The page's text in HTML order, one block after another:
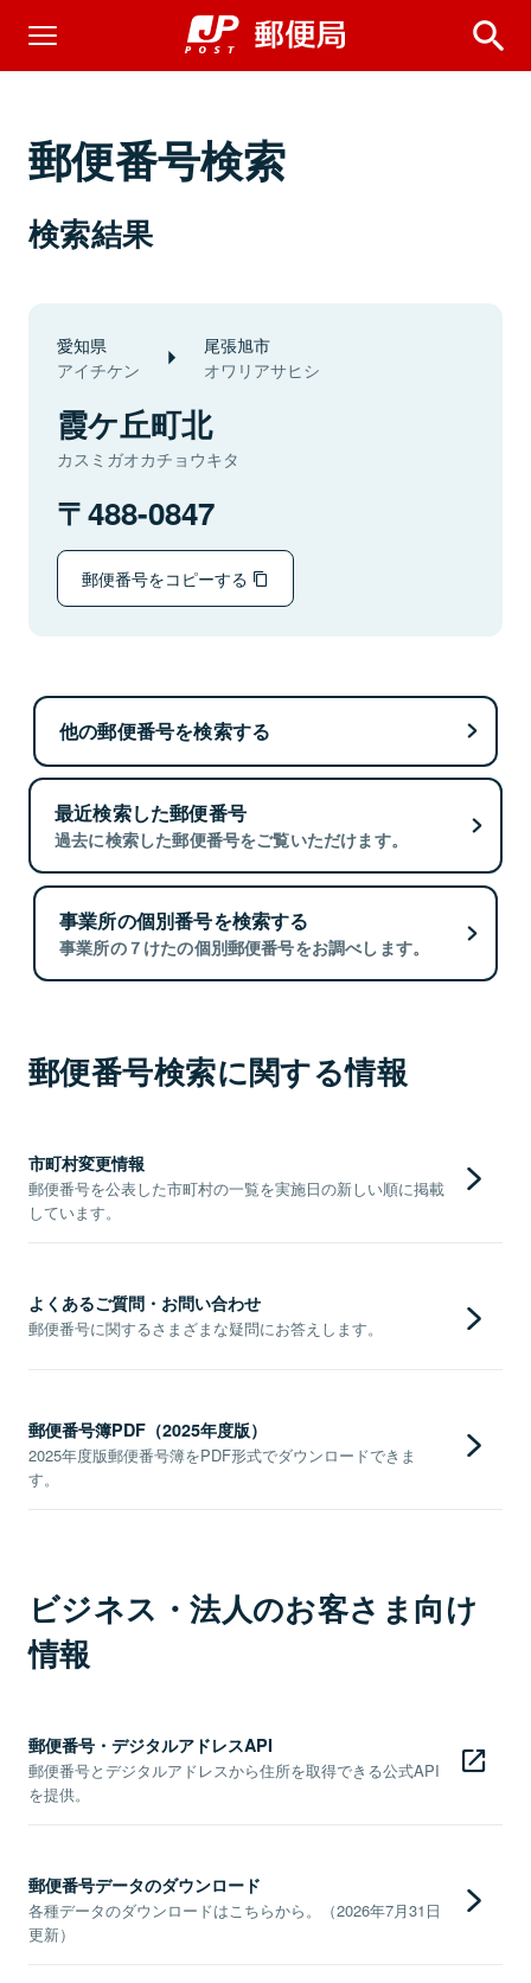
郵便番号検索
検索結果
愛知県
アイチケン
尾張旭市
オワリアサヒシ
霞ケ丘町北
カスミガオカチョウキタ
488-0847
郵便番号をコピーする
他の郵便番号を検索する
最近検索した郵便番号
過去に検索した郵便番号をご覧いただけます。
事業所の個別番号を検索する
事業所の７けたの個別郵便番号をお調べします。
郵便番号検索に関する情報
市町村変更情報
郵便番号を公表した市町村の一覧を実施日の新しい順に掲載
しています。
よくあるご質問・お問い合わせ
郵便番号に関するさまざまな疑問にお答えします。
郵便番号簿PDF（2025年度版）
2025年度版郵便番号簿をPDF形式でダウンロードできま
す。
ビジネス・法人のお客さま向け
情報
郵便番号・デジタルアドレスAPI
郵便番号とデジタルアドレスから住所を取得できる公式API
を提供。
郵便番号データのダウンロード
各種データのダウンロードはこちらから。（2026年7月31日
更新）